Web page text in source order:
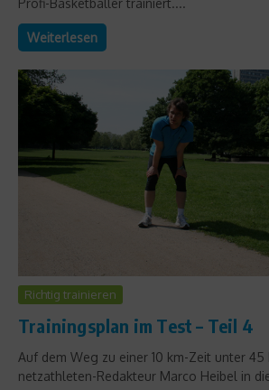
Weiterlesen
Richtig trainieren
Trainingsplan im Test – Teil 4
Auf dem Weg zu einer 10 km-Zeit unter
netzathleten-Redakteur Marco Heibel in